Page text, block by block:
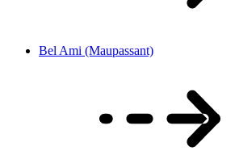
Bel Ami (Maupassant)